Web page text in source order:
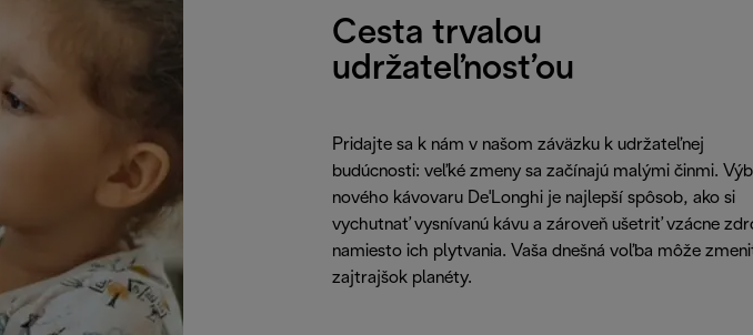
Cesta trvalou
udržateľnosťou
Pridajte sa k nám v našom záväzku k udržateľnej
budúcnosti: veľké zmeny sa začínajú malými činmi.
nového kávovaru De'Longhi je najlepší spôsob, ako si
vychutnať vysnívanú kávu a zároveň ušetriť vzácne
namiesto ich plytvania. Vaša dnešná voľba môže
zajtrajšok planéty.